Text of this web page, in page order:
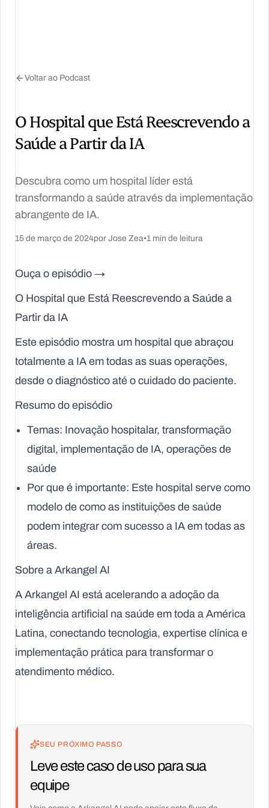
Voltar ao Podcast
O Hospital que Está Reescrevendo a
Saúde a Partir da IA
Descubra como um hospital líder está
transformando a saúde através da implementação
abrangente de IA.
15 de março de 2024por Jose Zea•1 min de leitura
Ouça o episódio →
O Hospital que Está Reescrevendo a Saúde a
Partir da IA
Este episódio mostra um hospital que abraçou
totalmente a IA em todas as suas operações,
desde o diagnóstico até o cuidado do paciente.
Resumo do episódio
Temas: Inovação hospitalar, transformação
digital, implementação de IA, operações de
saúde
Por que é importante: Este hospital serve como
modelo de como as instituições de saúde
podem integrar com sucesso a IA em todas as
áreas.
Sobre a Arkangel AI
A Arkangel AI está acelerando a adoção da
inteligência artificial na saúde em toda a América
Latina, conectando tecnologia, expertise clínica e
implementação prática para transformar o
atendimento médico.
SEU PRÓXIMO PASSO
Leve este caso de uso para sua
equipe